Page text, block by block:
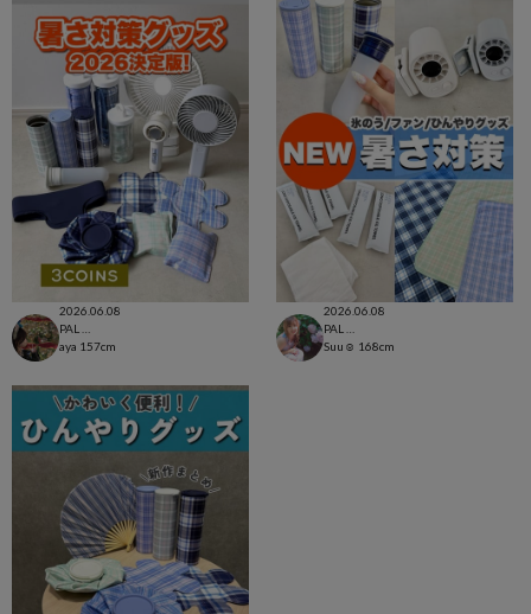
2026.06.08
aya 157cm
2026.06.08
Suu☺︎ 168cm